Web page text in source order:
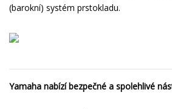
(barokní) systém prstokladu.
Yamaha nabízí bezpečné a spolehlivé